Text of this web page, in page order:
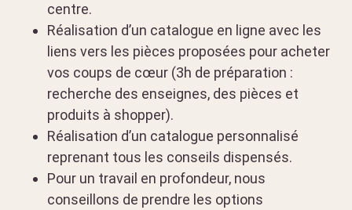
centre.
Réalisation d’un catalogue en ligne avec les
liens vers les pièces proposées pour acheter
vos coups de cœur (3h de préparation :
recherche des enseignes, des pièces et
produits à shopper).
Réalisation d’un catalogue personnalisé
reprenant tous les conseils dispensés.
Pour un travail en profondeur, nous
conseillons de prendre les options